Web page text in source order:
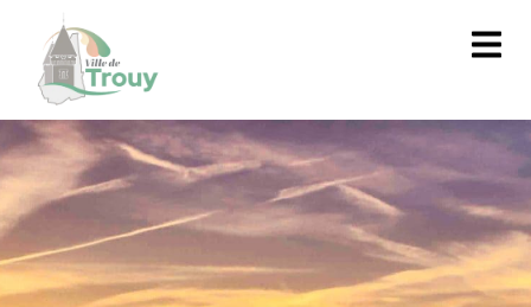
principal